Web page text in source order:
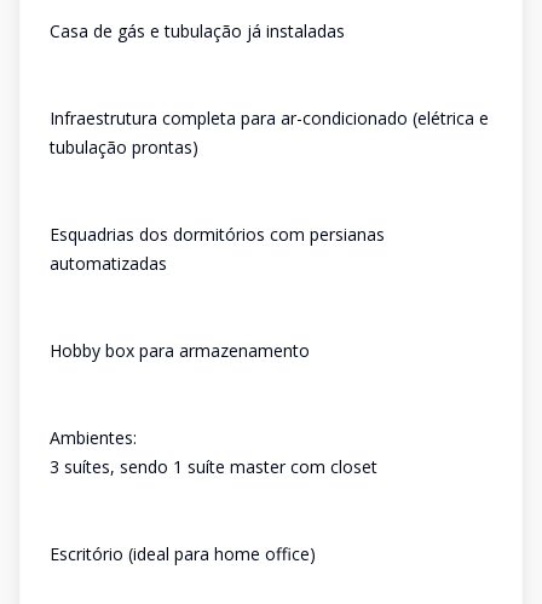
Casa de gás e tubulação já instaladas
Infraestrutura completa para ar-condicionado (elétrica e
tubulação prontas)
Esquadrias dos dormitórios com persianas
automatizadas
Hobby box para armazenamento
Ambientes:
3 suítes, sendo 1 suíte master com closet
Escritório (ideal para home office)